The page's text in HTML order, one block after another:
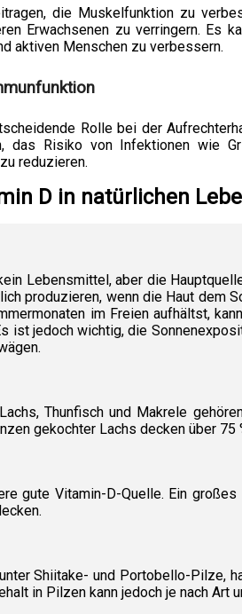
die Muskelfunktion zu
Erwachsenen zu verringern. Es
aktiven Menschen zu verbessern.
Rolle bei der
das Risiko von Infektionen wie
reduzieren.
D in natürlichen
Lebensmittel, aber die
produzieren, wenn die Haut dem
im Freien aufhältst,
ist jedoch wichtig, die
Thunfisch und Makrele
gekochter Lachs decken über
gute Vitamin-D-Quelle. Ein
Shiitake- und Portobello-Pilze,
in Pilzen kann jedoch je nach Art